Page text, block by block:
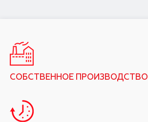
СОБСТВЕННОЕ ПРОИЗВОДСТВО